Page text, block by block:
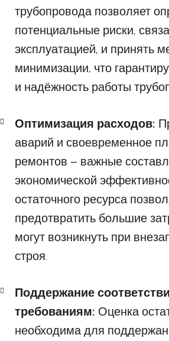
трубопровода позволяет
потенциальные риски,
эксплуатацией, и принять
минимизации, что
и надёжность работы
Оптимизация расходов:
аварий и своевременное
ремонтов – важные
экономической
остаточного ресурса
предотвратить большие
могут возникнуть при
строя.
Поддержание
требованиям: Оценка
необходима для